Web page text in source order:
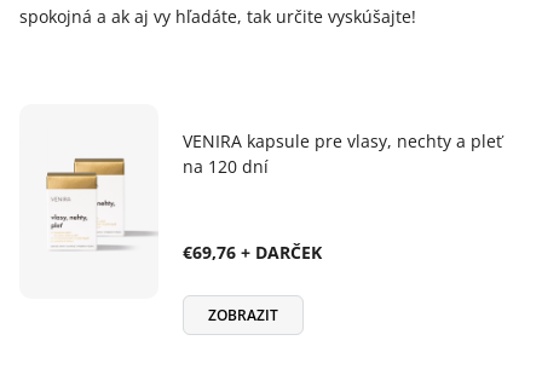
spokojná a ak aj vy hľadáte, tak určite vyskúšajte!
VENIRA kapsule pre vlasy, nechty a pleť
na 120 dní
€69,76 + DARČEK
ZOBRAZIT